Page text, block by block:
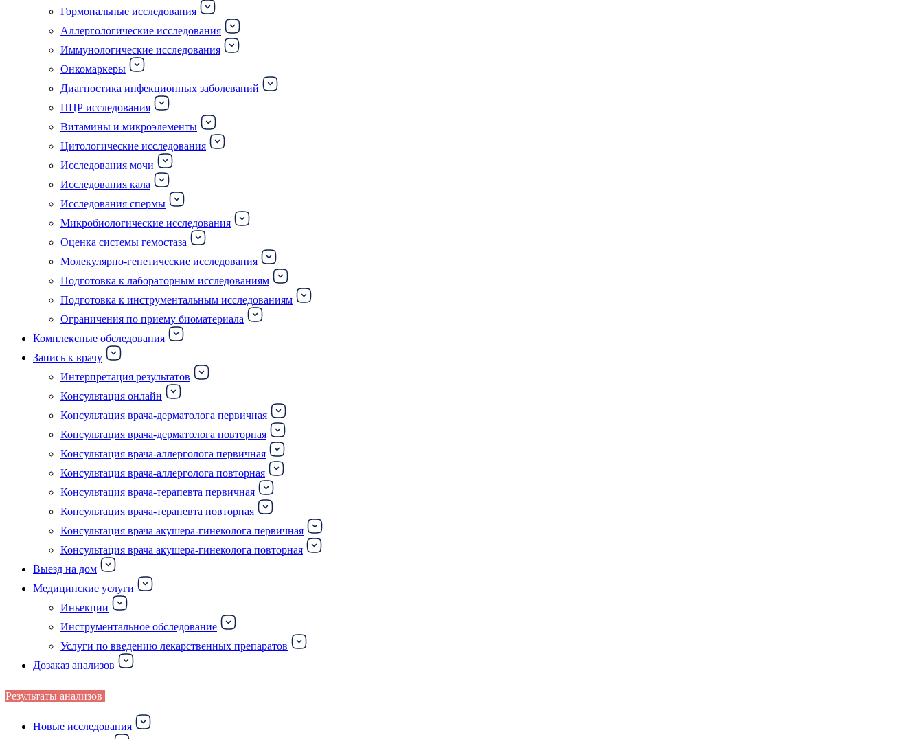
Гормональные исследования
Аллергологические исследования
Иммунологические исследования
Онкомаркеры
Диагностика инфекционных заболеваний
ПЦР исследования
Витамины и микроэлементы
Цитологические исследования
Исследования мочи
Исследования кала
Исследования спермы
Микробиологические исследования
Оценка системы гемостаза
Молекулярно-генетические исследования
Подготовка к лабораторным исследованиям
Подготовка к инструментальным исследованиям
Ограничения по приему биоматериала
Комплексные обследования
Запись к врачу
Интерпретация результатов
Консультация онлайн
Консультация врача-дерматолога первичная
Консультация врача-дерматолога повторная
Консультация врача-аллерголога первичная
Консультация врача-аллерголога повторная
Консультация врача-терапевта первичная
Консультация врача-терапевта повторная
Консультация врача акушера-гинеколога первичная
Консультация врача акушера-гинеколога повторная
Выезд на дом
Медицинские услуги
Иньекции
Инструментальное обследование
Услуги по введению лекарственных препаратов
Дозаказ анализов
Результаты анализов
Новые исследования